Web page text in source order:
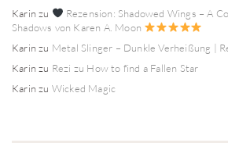
Karinzu
Rezension: Shadowed Wings – A
Shadows von Karen A. Moon
Karinzu Metal Slinger – Dunkle Verheißung |
Karinzu Rezi zu How to find a Fallen Star
Karinzu Wicked Magic